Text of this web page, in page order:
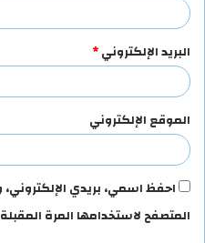
البريد الإلكتروني*
الموقع الإلكتروني
احفظ اسمي، بريدي
المتصفح لاستخدامها المرة